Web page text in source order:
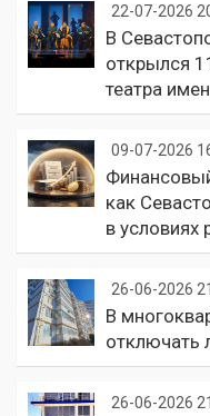
22-07-2026
В
открылся
театра
09-07-2026
как
в
26-06-2026
В
отключать
26-06-2026